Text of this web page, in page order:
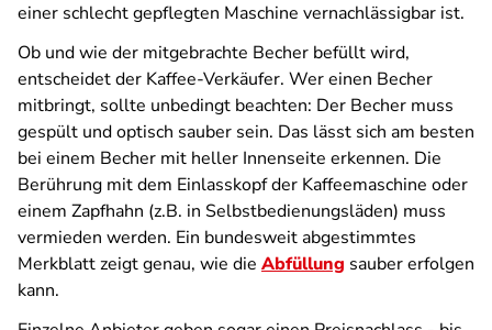
einer schlecht gepflegten Maschine vernachlässigbar ist.
Ob und wie der mitgebrachte Becher befüllt wird,
entscheidet der Kaffee-Verkäufer. Wer einen Becher
mitbringt, sollte unbedingt beachten: Der Becher muss
gespült und optisch sauber sein. Das lässt sich am besten
bei einem Becher mit heller Innenseite erkennen. Die
Berührung mit dem Einlasskopf der Kaffeemaschine oder
einem Zapfhahn (z.B. in Selbstbedienungsläden) muss
vermieden werden. Ein bundesweit abgestimmtes
Merkblatt zeigt genau, wie die Abfüllung sauber erfolgen
kann.